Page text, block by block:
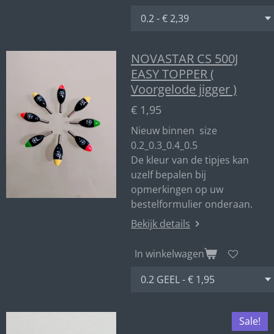
NOVASTAR CS 500J
EASY TOPPER (
Voorgelode jigger )
€ 1,95
Nieuw binnen size
0.2_0.3_0.4_0.5
De kleur van de tipjes kan
uzelf bepalen bij
opmerkingen op uw
bestelformulier onderaan.
Bekijk details
In winkelwagen
Sale!